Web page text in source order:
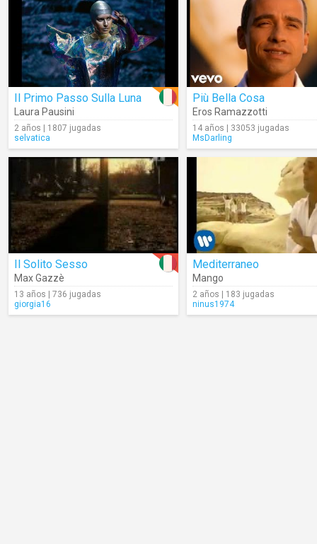
Il Primo Passo Sulla Luna
Laura Pausini
2 años | 1807 jugadas
selvatica
Più Bella Cosa
Eros Ramazzotti
14 años | 33053 jugadas
MsDarling
Il Solito Sesso
Max Gazzè
13 años | 736 jugadas
giorgia16
Mediterraneo
Mango
2 años | 183 jugadas
ninus1974